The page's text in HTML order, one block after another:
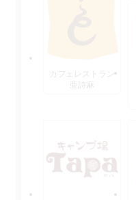
カフェレストラン
亜詩麻